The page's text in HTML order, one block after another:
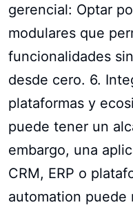
gerencial: Optar
modulares que
funcionalidades
desde cero. 6.
plataformas y
puede tener un
embargo, una
CRM, ERP o
automation puede